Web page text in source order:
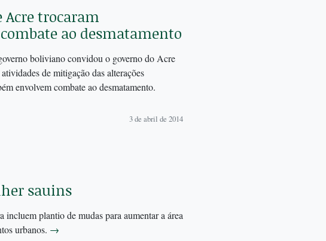
trocaram
ao desmatamento
boliviano convidou o governo do Acre
de mitigação das alterações
envolvem combate ao desmatamento.
3 de abril de 2014
sauins
incluem plantio de mudas para aumentar a área
urbanos. →